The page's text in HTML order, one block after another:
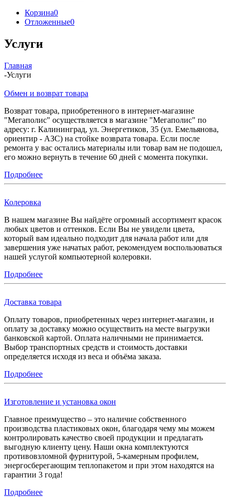
Корзина0
Отложенные0
Услуги
Главная
-Услуги
Обмен и возврат товара
Возврат товара, приобретенного в интернет-магазине
"Мегаполис" осуществляется в магазине "Мегаполис" по
адресу: г. Калининград, ул. Энергетиков, 35 (ул. Емельянова,
ориентир - АЗС) на стойке возврата товара. Если после
ремонта у вас остались материалы или товар вам не подошел,
его можно вернуть в течение 60 дней с момента покупки.
Подробнее
Колеровка
В нашем магазине Вы найдёте огромный ассортимент красок
любых цветов и оттенков. Если Вы не увидели цвета,
который вам идеально подходит для начала работ или для
завершения уже начатых работ, рекомендуем воспользоваться
нашей услугой компьютерной колеровки.
Подробнее
Доставка товара
Оплату товаров, приобретенных через интернет-магазин, и
оплату за доставку можно осуществить на месте выгрузки
банковской картой. Оплата наличными не принимается.
Выбор транспортных средств и стоимость доставки
определяется исходя из веса и объёма заказа.
Подробнее
Изготовление и установка окон
Главное преимущество – это наличие собственного
производства пластиковых окон, благодаря чему мы можем
контролировать качество своей продукции и предлагать
выгодную клиенту цену. Наши окна комплектуются
противовзломной фурнитурой, 5-камерным профилем,
энергосберегающим теплопакетом и при этом находятся на
гарантии 3 года!
Подробнее